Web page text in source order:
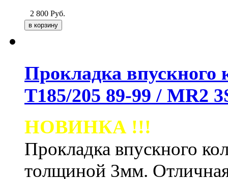
2 800 Руб.
Прокладка впускного
Т185/205 89-99 / MR2
НОВИНКА !!!
Прокладка впускного
толщиной 3мм.